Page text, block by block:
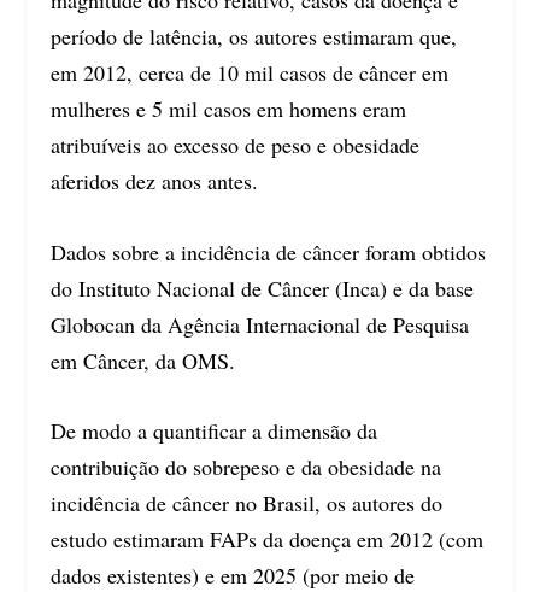
período de latência, os autores estimaram que,
em 2012, cerca de 10 mil casos de câncer em
mulheres e 5 mil casos em homens eram
atribuíveis ao excesso de peso e obesidade
aferidos dez anos antes.
Dados sobre a incidência de câncer foram obtidos
do Instituto Nacional de Câncer (Inca) e da base
Globocan da Agência Internacional de Pesquisa
em Câncer, da OMS.
De modo a quantificar a dimensão da
contribuição do sobrepeso e da obesidade na
incidência de câncer no Brasil, os autores do
estudo estimaram FAPs da doença em 2012 (com
dados existentes) e em 2025 (por meio de